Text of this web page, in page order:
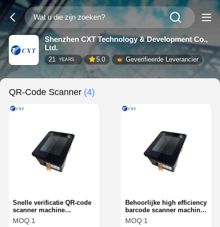
Shenzhen CXT Technology & Development Co.,
Ltd.
21 YEARS 5.0 Geverifieerde Leverancier
QR-Code Scanner (4)
Snelle verificatie QR-code
scanner machine
Intelligente standaard
MOQ:1
Behoorlijke high efficiency
barcode scanner machine
qr reader machine
MOQ:1